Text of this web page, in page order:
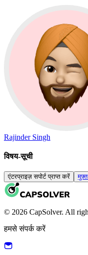
Rajinder Singh
विषय-सूची
एंटरप्राइज़ सपोर्ट प्राप्त करें
© 2026 CapSolver. All
हमसे संपर्क करें